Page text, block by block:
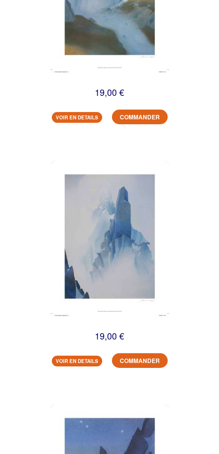
19,00 €
VOIR EN DETAILS COMMANDER
19,00 €
VOIR EN DETAILS COMMANDER